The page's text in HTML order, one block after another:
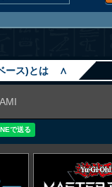
ース)とは ∧